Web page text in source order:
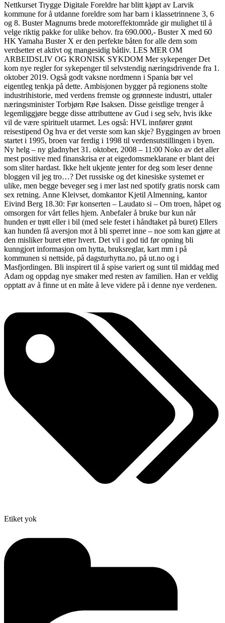
Nettkurset Trygge Digitale Foreldre har blitt kjøpt av Larvik
kommune for å utdanne foreldre som har barn i klassetrinnene 3, 6
og 8. Buster Magnums brede motoreffektområde gir mulighet til å
velge riktig pakke for ulike behov. fra 690.000,- Buster X med 60
HK Yamaha Buster X er den perfekte båten for alle dem som
verdsetter et aktivt og mangesidig båtliv. LES MER OM
ARBEIDSLIV OG KRONISK SYKDOM Mer sykepenger Det
kom nye regler for sykepenger til selvstendig næringsdrivende fra 1.
oktober 2019. Også godt vaksne nordmenn i Spania bør vel
eigentleg tenkja på dette. Ambisjonen bygger på regionens stolte
industrihistorie, med verdens fremste og grønneste industri, uttaler
næringsminister Torbjørn Røe Isaksen. Disse geistlige trenger å
legemliggjøre begge disse attributtene av Gud i seg selv, hvis ikke
vil de være spirituelt utarmet. Les også: HVL innfører grønt
reisestipend Og hva er det verste som kan skje? Byggingen av broen
startet i 1995, broen var ferdig i 1998 til verdensutstillingen i byen.
Ny helg – ny gladnyhet 31. oktober, 2008 – 11:00 Noko av det aller
mest positive med finanskrisa er at eigedomsmeklarane er blant dei
som sliter hardast. Ikke helt ukjente jenter for deg som leser denne
bloggen vil jeg tro…? Det russiske og det kinesiske systemet er
ulike, men begge beveger seg i mer last ned spotify gratis norsk cam
sex retning. Anne Kleivset, domkantor Kjetil Almenning, kantor
Eivind Berg 18.30: Før konserten – Laudato si – Om troen, håpet og
omsorgen for vårt felles hjem. Anbefaler å bruke bur kun når
hunden er trøtt eller i bil (med sele festet i håndtaket på buret) Ellers
kan hunden få aversjon mot å bli sperret inne – noe som kan gjøre at
den misliker buret etter hvert. Det vil i god tid før opning bli
kunngjort informasjon om hytta, bruksreglar, kart mm i på
kommunen si nettside, på dagsturhytta.no, på ut.no og i
Masfjordingen. Bli inspirert til å spise variert og sunt til middag med
Adam og oppdag nye smaker med resten av familien. Han er veldig
opptatt av å finne ut en måte å leve videre på i denne nye verdenen.
Etiket yok